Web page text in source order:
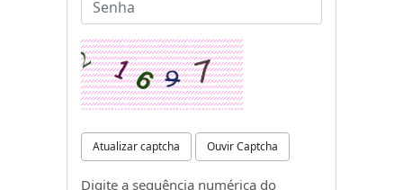
Atualizar captcha Ouvir Captcha
Digite a sequência numérica do